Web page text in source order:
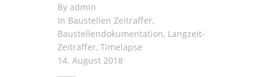
By admin
In Baustellen Zeitraffer,
Baustellendokumentation, Langzeit-
Zeitraffer, Timelapse
14. August 2018